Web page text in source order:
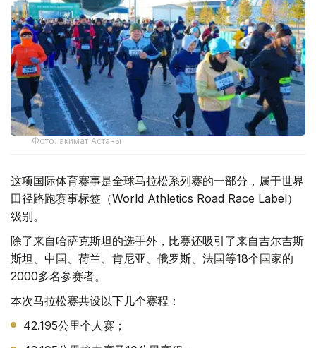
Фото: акимат Астаны
这项国际体育赛事是全球马拉松系列赛的一部分，属于世界
田径路跑赛事标签（World Athletics Road Race Label）
级别。
除了来自哈萨克斯坦的选手外，比赛还吸引了来自吉尔吉斯
斯坦、中国、荷兰、肯尼亚、俄罗斯、法国等18个国家的
2000多名参赛者。
本次马拉松赛共设以下几个赛程：
42.195公里个人赛；